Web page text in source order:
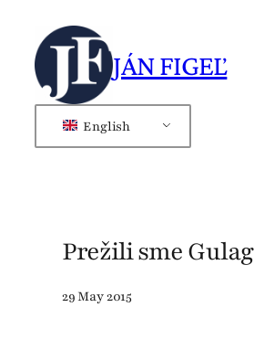
content
JÁN FIGEĽ
English
Prežili sme Gulag
29 May 2015